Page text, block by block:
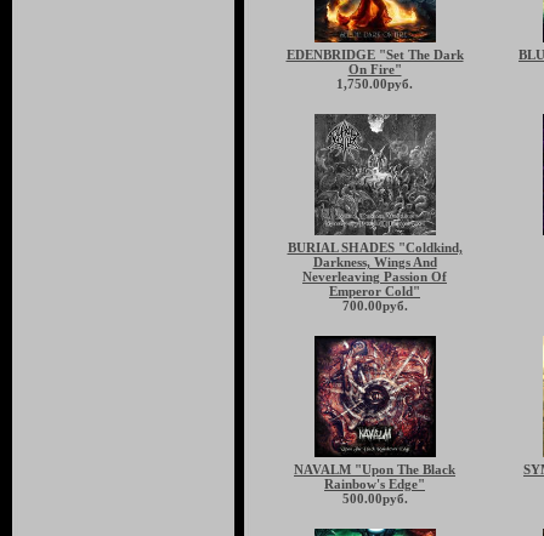
EDENBRIDGE "Set The Dark
On Fire"
1,750.00руб.
BURIAL SHADES "Coldkind,
Darkness, Wings And
Neverleaving Passion Of
Emperor Cold"
700.00руб.
NAVALM "Upon The Black
Rainbow's Edge"
500.00руб.